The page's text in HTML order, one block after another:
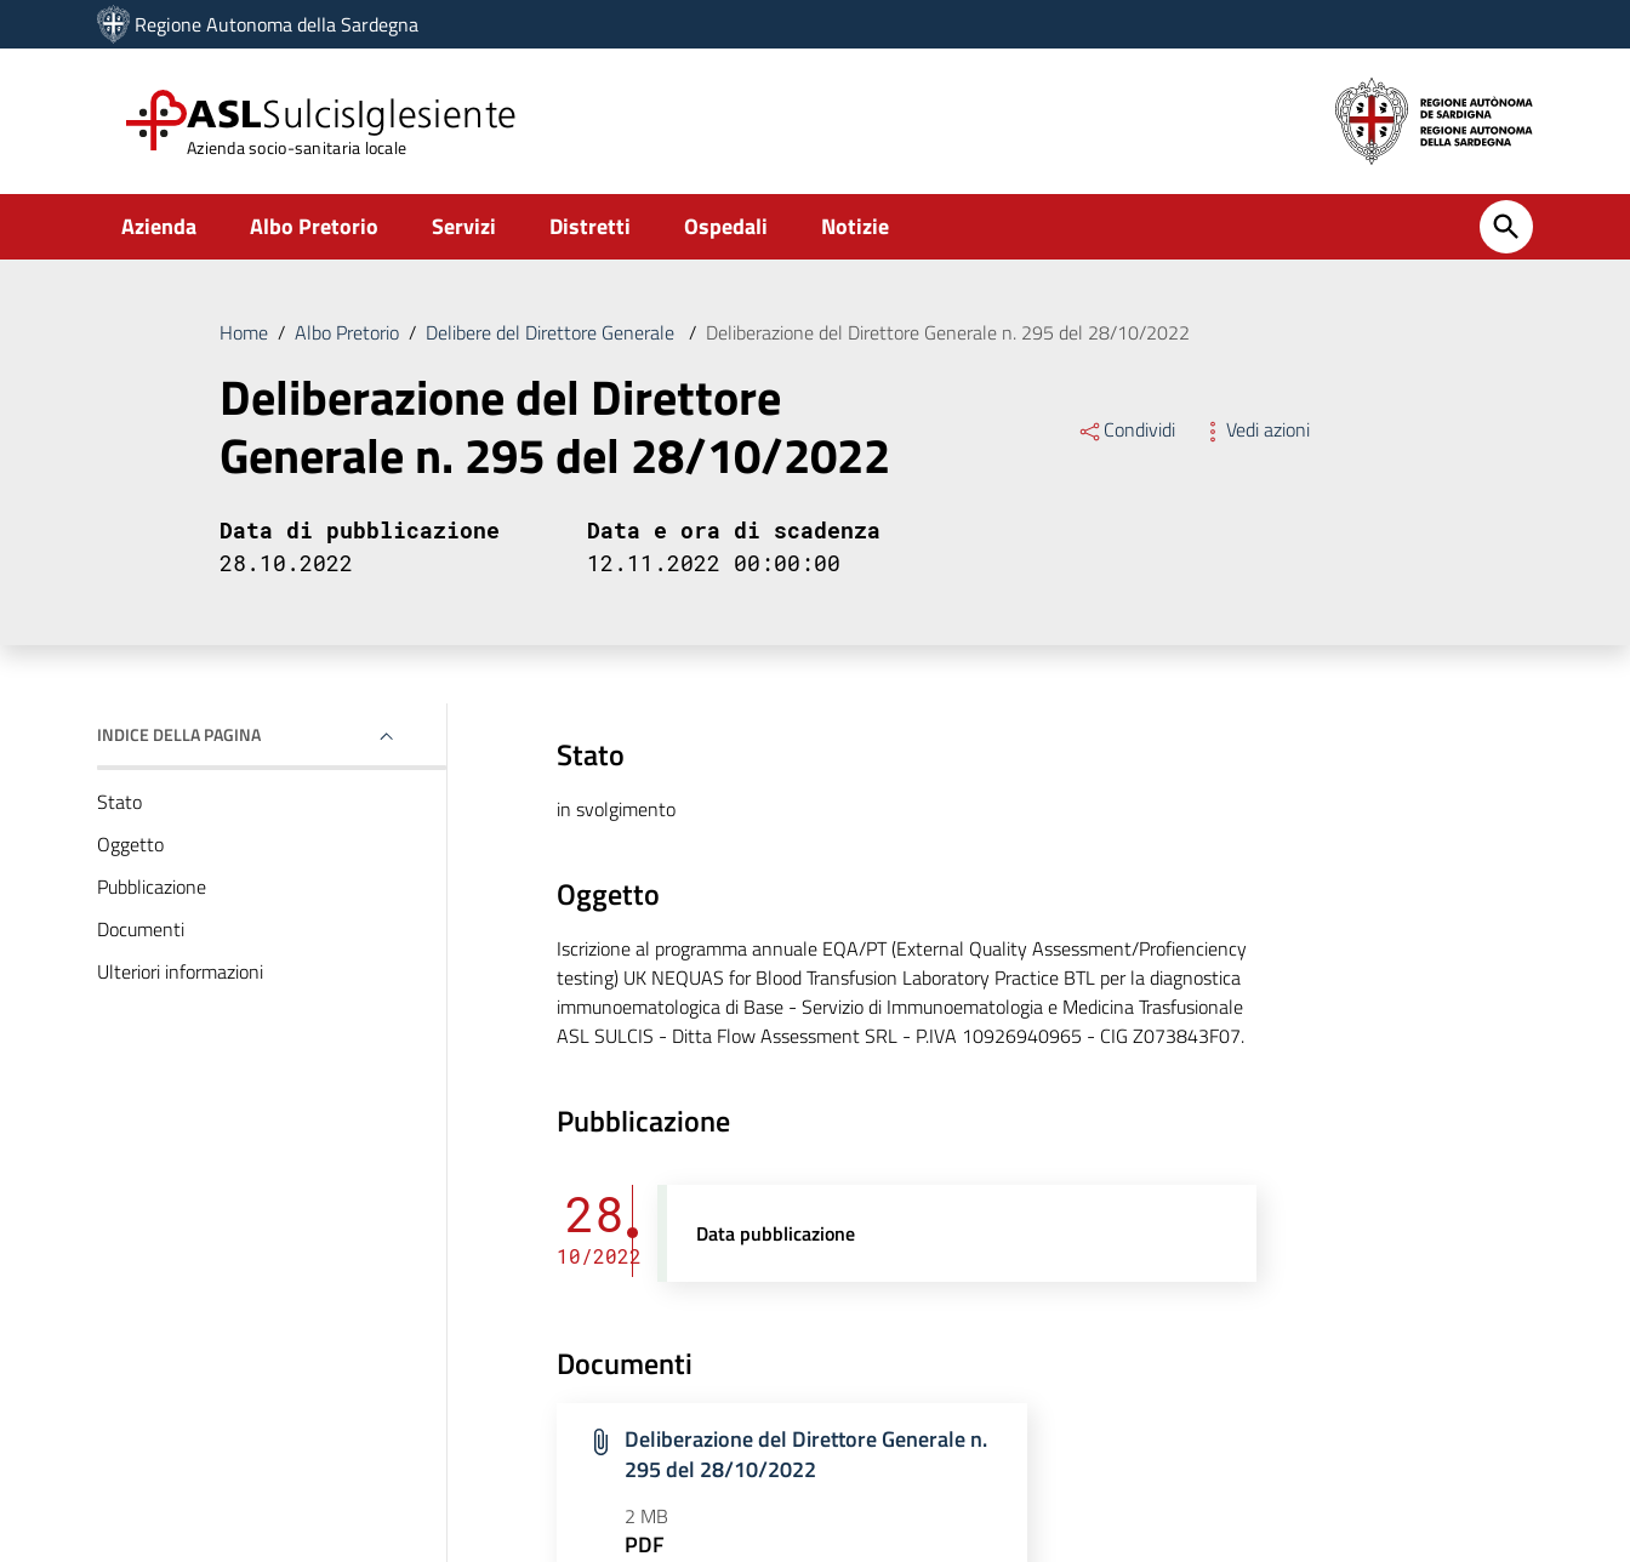
Vai ai contenuti
Vai al menu di navigazione
Regione Autonoma della Sardegna
ASLSulcisIglesiente
Azienda socio-sanitaria locale
Submenu
Azienda Albo Pretorio Servizi Distretti Ospedali Notizie
Home / Albo Pretorio / Delibere del Direttore Generale / Deliberazione del Direttore Generale n. 295 del 28/10/2022
Deliberazione del Direttore
Generale n. 295 del 28/10/2022 Condividi Vedi azioni
Data di pubblicazione
28.10.2022
Data e ora di scadenza
12.11.2022 00:00:00
INDICE DELLA PAGINA
Stato
Oggetto
Pubblicazione
Documenti
Ulteriori informazioni
Stato
in svolgimento
Oggetto
Iscrizione al programma annuale EQA/PT (External Quality Assessment/Profienciency
testing) UK NEQUAS for Blood Transfusion Laboratory Practice BTL per la diagnostica
immunoematologica di Base - Servizio di Immunoematologia e Medicina Trasfusionale
ASL SULCIS - Ditta Flow Assessment SRL - P.IVA 10926940965 - CIG Z073843F07.
Pubblicazione
28
10/2022
Data pubblicazione
Documenti
Deliberazione del Direttore Generale n.
295 del 28/10/2022
2 MB
PDF